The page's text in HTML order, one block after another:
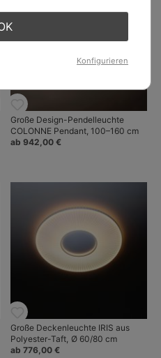
Große Design-Pendelleuchte
COLONNE Pendant, 100–160 cm
ab 942,00 €
Große Deckenleuchte IRIS aus
Polyester-Taft, Ø 60/80 cm
ab 776,00 €
Konfigurieren